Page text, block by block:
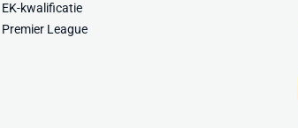
EK-kwalificatie
Premier League